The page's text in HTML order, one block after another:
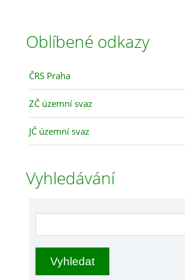
Oblíbené odkazy
ČRS Praha
ZČ územní svaz
JČ územní svaz
Vyhledávání